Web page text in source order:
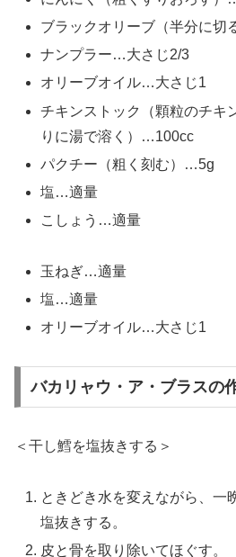
ブラックオリーブ（半分に切
ナンプラー…大さじ2/3
オリーブオイル…大さじ1
チキンストック（顆粒のチキ
りに湯で溶く）…100cc
パクチー（粗く刻む）…5g
塩…適量
こしょう…適量
玉ねぎ…適量
塩…適量
オリーブオイル…大さじ1
バカリャウ・ア・ブラスの
＜干し鱈を塩抜きする＞
ときどき水を変えながら、一
塩抜きする。
皮と骨を取り除いてほぐす。